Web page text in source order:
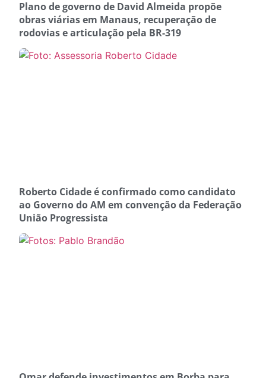
Plano de governo de David Almeida propõe
obras viárias em Manaus, recuperação de
rodovias e articulação pela BR-319
Roberto Cidade é confirmado como candidato
ao Governo do AM em convenção da Federação
União Progressista